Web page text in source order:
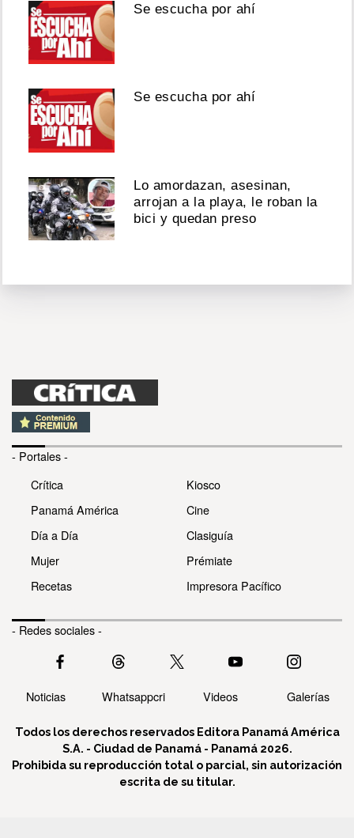
Se escucha por ahí
Se escucha por ahí
Lo amordazan, asesinan,
arrojan a la playa, le roban la
bici y quedan preso
- Portales -
Crítica
Panamá América
Día a Día
Mujer
Recetas
Kiosco
Cine
Clasiguía
Prémiate
Impresora Pacífico
- Redes sociales -
Noticias Whatsappcri Videos Galerías
Todos los derechos reservados Editora Panamá América
S.A. - Ciudad de Panamá - Panamá 2026.
Prohibida su reproducción total o parcial, sin autorización
escrita de su titular.